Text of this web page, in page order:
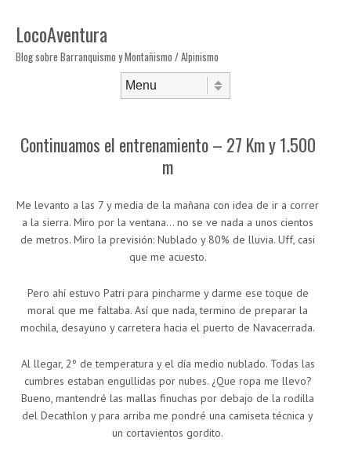
LocoAventura
Blog sobre Barranquismo y Montañismo / Alpinismo
Continuamos el entrenamiento – 27 Km y 1.500
m
Me levanto a las 7 y media de la mañana con idea de ir a correr
a la sierra. Miro por la ventana… no se ve nada a unos cientos
de metros. Miro la previsión: Nublado y 80% de lluvia. Uff, casi
que me acuesto.
Pero ahí estuvo Patri para pincharme y darme ese toque de
moral que me faltaba. Así que nada, termino de preparar la
mochila, desayuno y carretera hacia el puerto de Navacerrada.
Al llegar, 2º de temperatura y el día medio nublado. Todas las
cumbres estaban engullidas por nubes. ¿Que ropa me llevo?
Bueno, mantendré las mallas finuchas por debajo de la rodilla
del Decathlon y para arriba me pondré una camiseta técnica y
un cortavientos gordito.